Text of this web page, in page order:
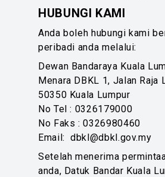
HUBUNGI KAMI
Anda boleh hubungi kami
peribadi anda melalui:
Dewan Bandaraya Kuala
Menara DBKL 1, Jalan Raja
50350 Kuala Lumpur
No Tel : 0326179000
No Faks : 0326980460
Email: dbkl@dbkl.gov.my
Setelah menerima
anda, Datuk Bandar Kuala